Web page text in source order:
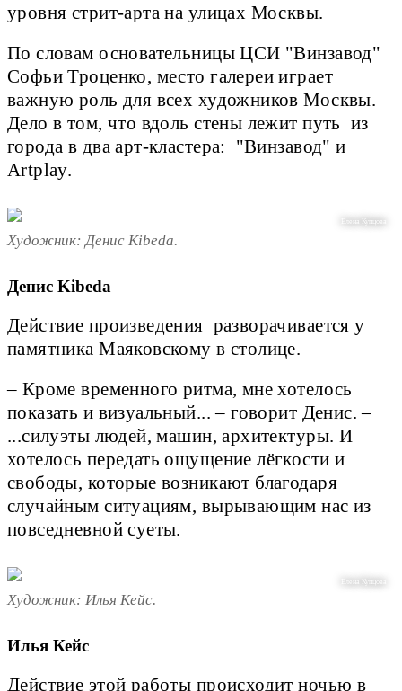
уровня стрит-арта на улицах Москвы.
По словам основательницы ЦСИ "Винзавод"
Софьи Троценко, место галереи играет
важную роль для всех художников Москвы.
Дело в том, что вдоль стены лежит путь из
города в два арт-кластера: "Винзавод" и
Artplay.
Елена Купцова
Художник: Денис Kibeda.
Денис Kibeda
Действие произведения разворачивается у
памятника Маяковскому в столице.
– Кроме временного ритма, мне хотелось
показать и визуальный... – говорит Денис. –
...силуэты людей, машин, архитектуры. И
хотелось передать ощущение лёгкости и
свободы, которые возникают благодаря
случайным ситуациям, вырывающим нас из
повседневной суеты.
Елена Купцова
Художник: Илья Кейс.
Илья Кейс
Действие этой работы происходит ночью в